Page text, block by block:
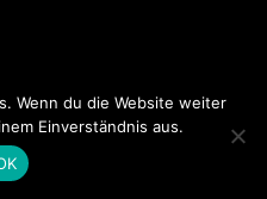
Wenn du die Website weiter
Einverständnis aus.